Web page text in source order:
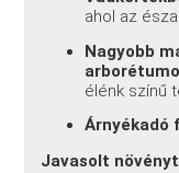
ahol az
Nagyobb
élénk színű
Árnyékadó
Javasolt